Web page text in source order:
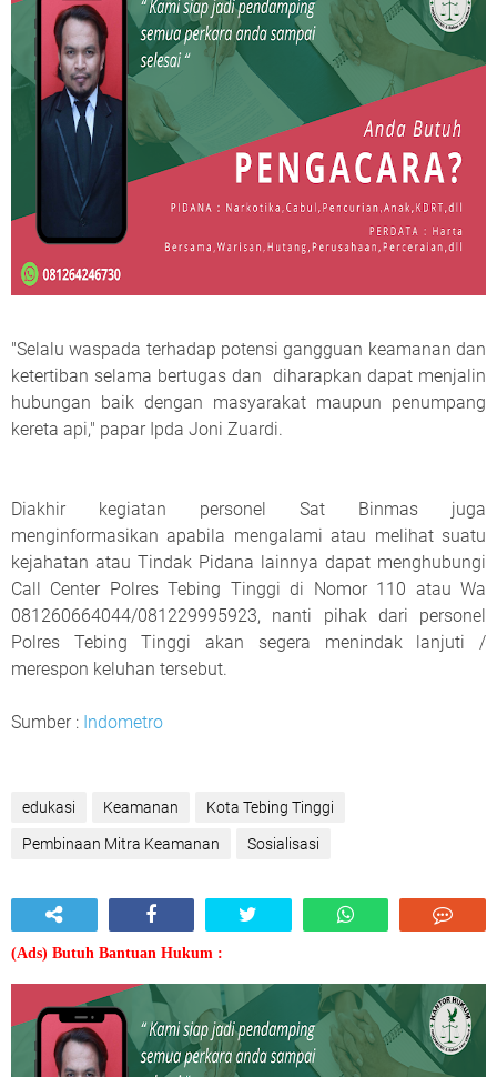
"Selalu waspada terhadap potensi gangguan keamanan dan
ketertiban selama bertugas dan diharapkan dapat menjalin
hubungan baik dengan masyarakat maupun penumpang
kereta api," papar Ipda Joni Zuardi.
Diakhir kegiatan personel Sat Binmas juga
menginformasikan apabila mengalami atau melihat suatu
kejahatan atau Tindak Pidana lainnya dapat menghubungi
Call Center Polres Tebing Tinggi di Nomor 110 atau Wa
081260664044/081229995923, nanti pihak dari personel
Polres Tebing Tinggi akan segera menindak lanjuti /
merespon keluhan tersebut.
Sumber : Indometro
edukasi Keamanan Kota Tebing Tinggi
Pembinaan Mitra Keamanan Sosialisasi
(Ads) Butuh Bantuan Hukum :